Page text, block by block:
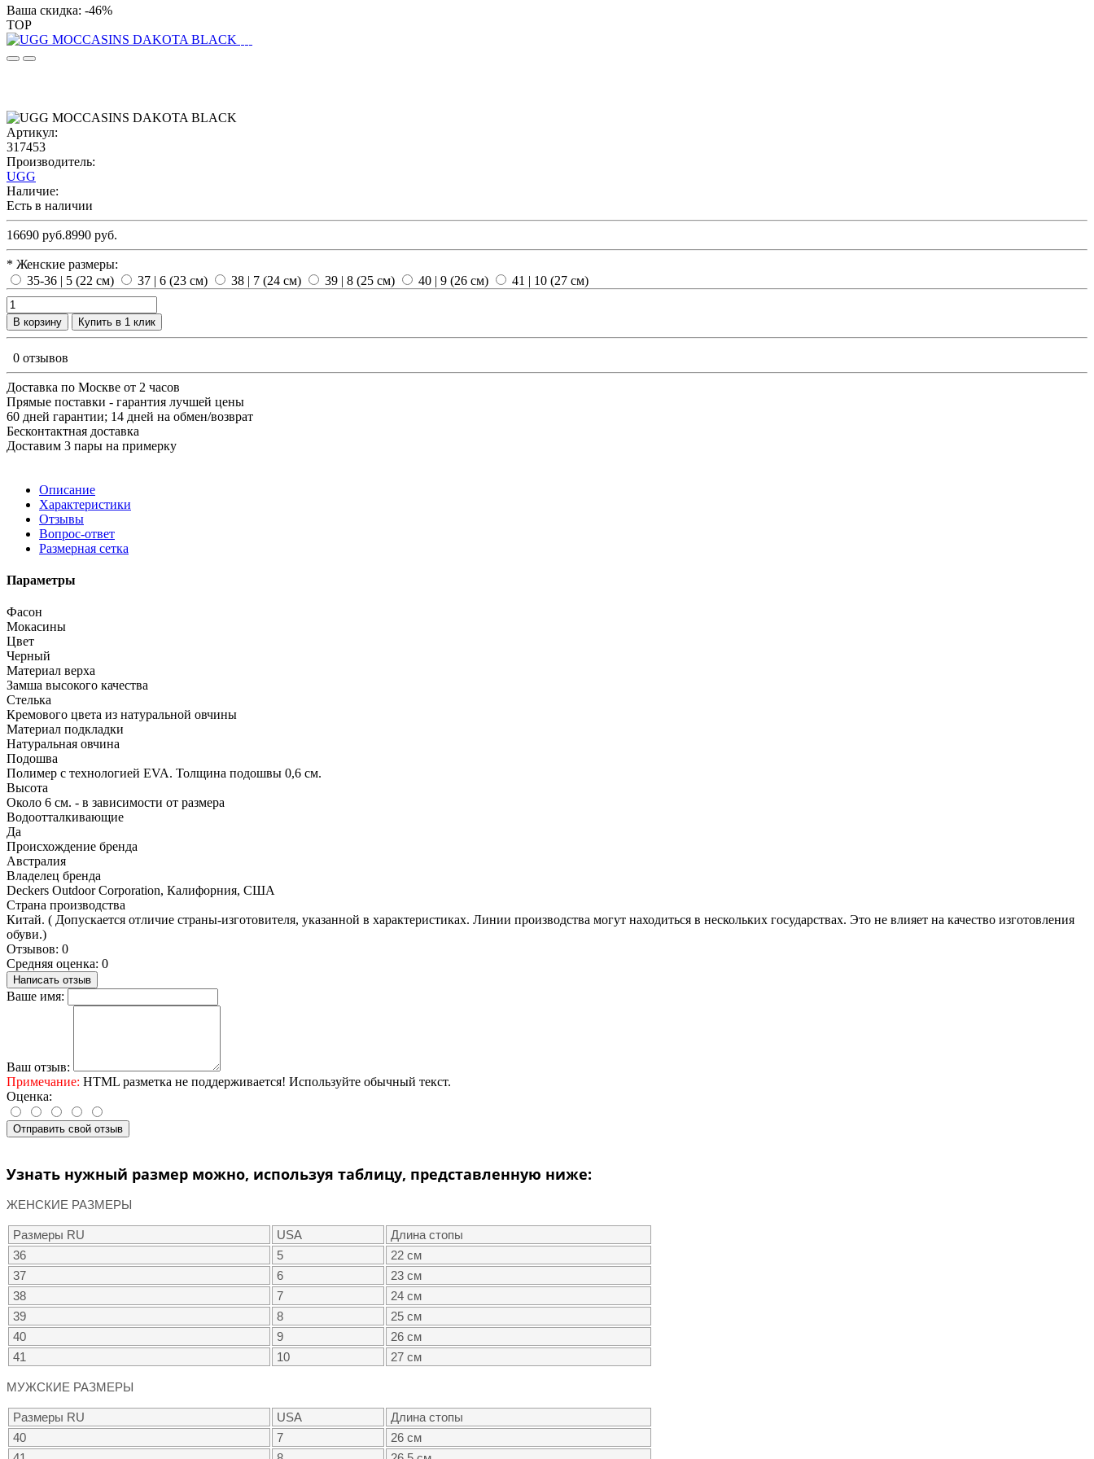
Ваша скидка: -46%
TOP
Артикул:
317453
Производитель:
UGG
Наличие:
Есть в наличии
16690 руб.8990 руб.
* Женские размеры:
35-36 | 5 (22 см)
37 | 6 (23 см) 38 | 7 (24 см) 39 | 8 (25 см) 40 | 9 (26 см) 41 | 10 (27 см)
В корзину Купить в 1 клик
0 отзывов
Доставка по Москве от 2 часов
Прямые поставки - гарантия лучшей цены
60 дней гарантии; 14 дней на обмен/возврат
Бесконтактная доставка
Доставим 3 пары на примерку
Описание
Характеристики
Отзывы
Вопрос-ответ
Размерная сетка
Параметры
Фасон
Мокасины
Цвет
Черный
Материал верха
Замша высокого качества
Стелька
Кремового цвета из натуральной овчины
Материал подкладки
Натуральная овчина
Подошва
Полимер с технологией EVA. Толщина подошвы 0,6 см.
Высота
Около 6 см. - в зависимости от размера
Водоотталкивающие
Да
Происхождение бренда
Австралия
Владелец бренда
Deckers Outdoor Corporation, Калифорния, США
Страна производства
Китай. ( Допускается отличие страны-изготовителя, указанной в характеристиках. Линии производства могут находиться в нескольких государствах. Это не влияет на качество изготовления
обуви.)
Отзывов: 0
Средняя оценка: 0
Написать отзыв
Ваше имя:
Ваш отзыв:
Примечание: HTML разметка не поддерживается! Используйте обычный текст.
Оценка:
Отправить свой отзыв
Узнать нужный размер можно, используя таблицу, представленную ниже:
ЖЕНСКИЕ РАЗМЕРЫ
Размеры RU USA
Длина стопы
36
5
22 см
37
6
23 см
38
7
24 см
39
8
25 см
40
9
26 см
41
10 27 см
МУЖСКИЕ РАЗМЕРЫ
Размеры RU USA
Длина стопы
40
7
26 см